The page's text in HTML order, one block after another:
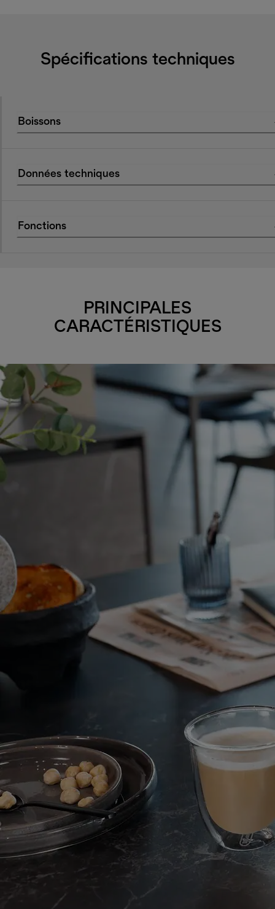
Spécifications techniques
Boissons
Données techniques
Fonctions
PRINCIPALES
CARACTÉRISTIQUES